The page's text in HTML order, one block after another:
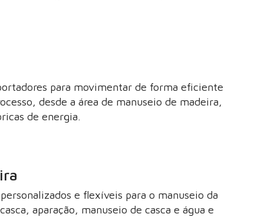
para movimentar de forma eficiente
desde a área de manuseio de madeira,
de energia.
e flexíveis para o manuseio da
aparação, manuseio de casca e água e